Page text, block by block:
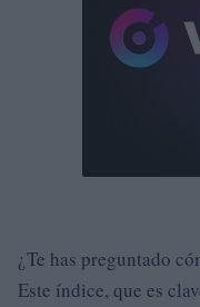
¿Te has preguntado
Este índice, que es